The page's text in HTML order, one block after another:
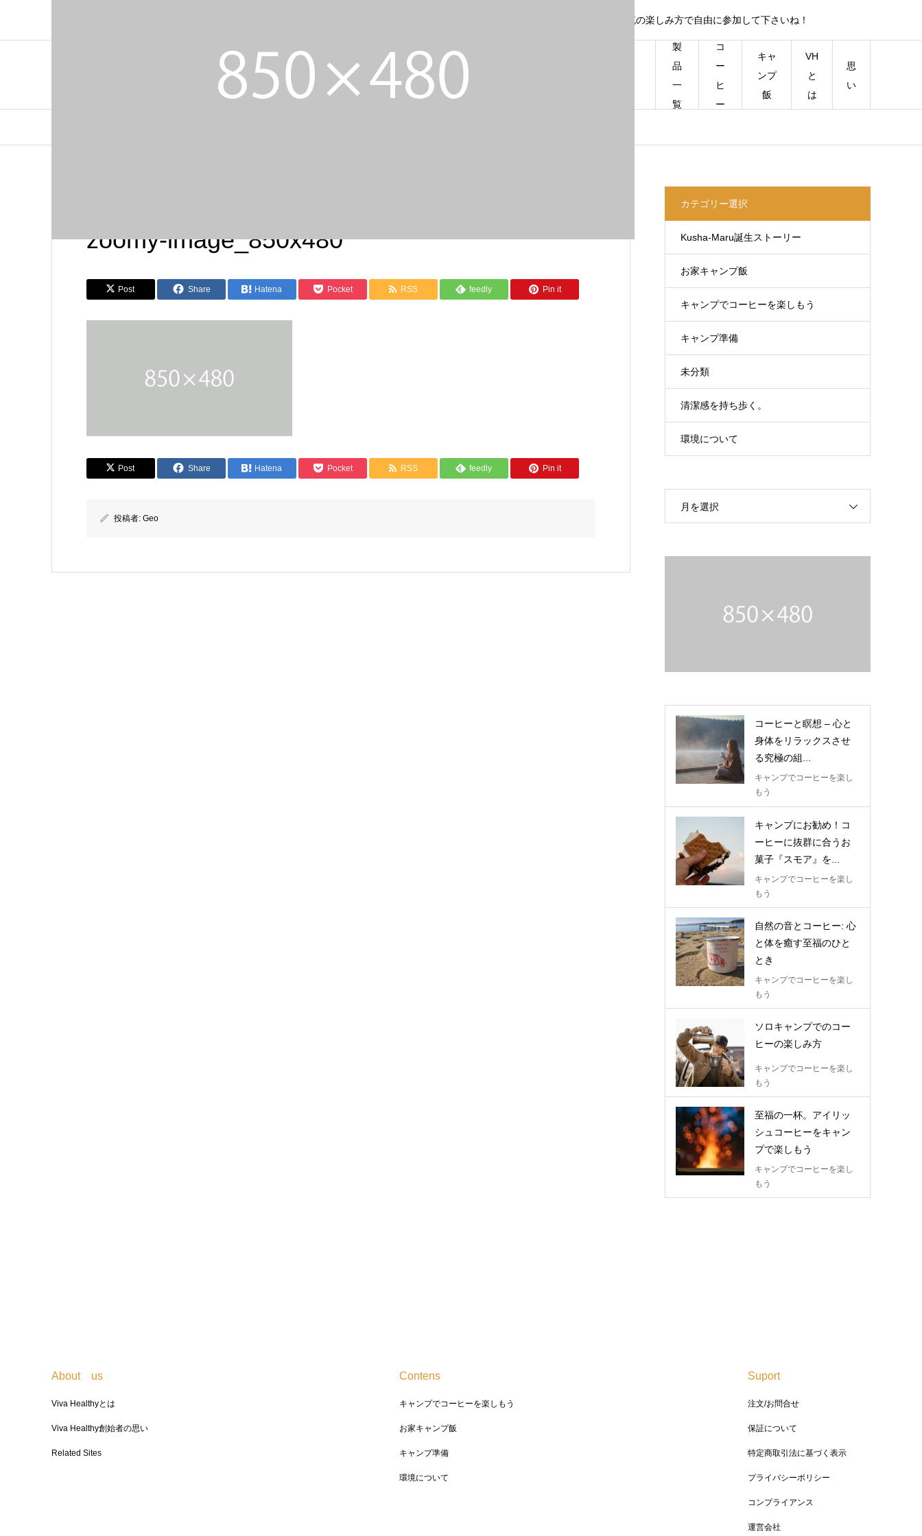
Viva Healthy（ビバヘルシー）熊本を拠点に全国展開！Health first!!!! Viva Healthyに参加しませんか？ 人生楽しんだもん勝ち！あなた流の楽しみ方で自由に参加して下さいね！
製
品
一
覧
コ
ー
ヒ
ー
キャ
ンプ
飯
VH
と
は
思
い
zoomy-image_850x480
Post Share Hatena Pocket RSS feedly Pin it
Post Share Hatena Pocket RSS feedly Pin it
投稿者: Geo
カテゴリー選択
Kusha-Maru誕生ストーリー
お家キャンプ飯
キャンプでコーヒーを楽しもう
キャンプ準備
未分類
清潔感を持ち歩く。
環境について
月を選択
コーヒーと瞑想 – 心と
身体をリラックスさせ
る究極の組...
キャンプでコーヒーを楽し
もう
キャンプにお勧め！コ
ーヒーに抜群に合うお
菓子『スモア』を...
キャンプでコーヒーを楽し
もう
自然の音とコーヒー: 心
と体を癒す至福のひと
とき
キャンプでコーヒーを楽し
もう
ソロキャンプでのコー
ヒーの楽しみ方
キャンプでコーヒーを楽し
もう
至福の一杯。アイリッ
シュコーヒーをキャン
プで楽しもう
キャンプでコーヒーを楽し
もう
About us
Viva Healthyとは
Viva Healthy創始者の思い
Related Sites
Contens
キャンプでコーヒーを楽しもう
お家キャンプ飯
キャンプ準備
環境について
Suport
注文/お問合せ
保証について
特定商取引法に基づく表示
プライバシーポリシー
コンプライアンス
運営会社